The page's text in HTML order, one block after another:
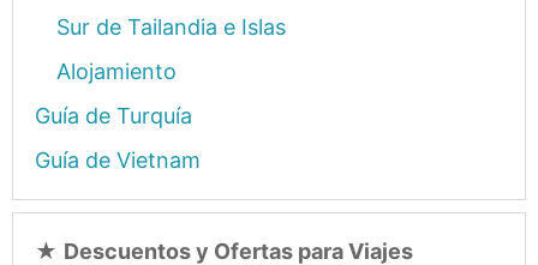
Sur de Tailandia e Islas
Alojamiento
Guía de Turquía
Guía de Vietnam
★ Descuentos y Ofertas para Viajes